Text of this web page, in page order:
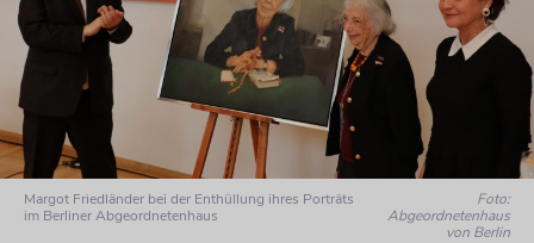
Margot Friedländer bei der Enthüllung ihres Porträts
im Berliner Abgeordnetenhaus
Foto:
Abgeordnetenhaus
von Berlin